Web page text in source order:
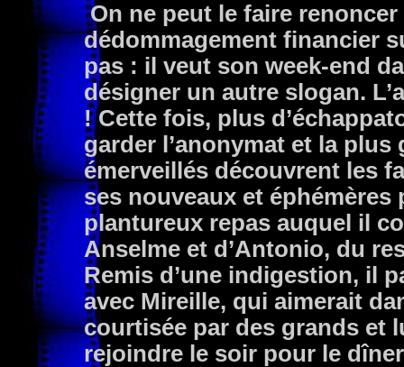
On ne peut le faire renoncer
dédommagement financier
pas : il veut son week-end
désigner un autre slogan.
! Cette fois, plus
garder l’anonymat et la
émerveillés découvrent les
ses nouveaux et
plantureux repas auquel il
Anselme et d’Antonio, du
Remis d’une indigestion, il
avec Mireille, qui aimerait
courtisée par des grands et
rejoindre le soir pour le